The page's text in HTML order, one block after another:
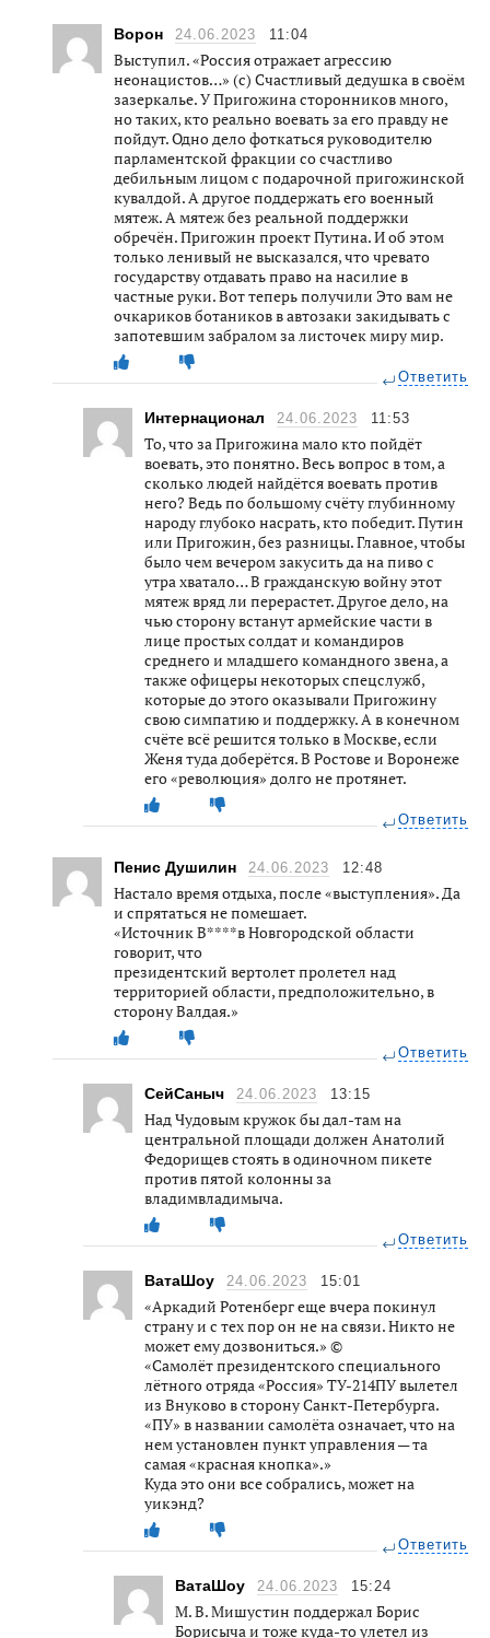
Ворон 24.06.2023 11:04
Выступил. «Россия отражает агрессию
неонацистов…» (с) Счастливый дедушка в своём
зазеркалье. У Пригожина сторонников много,
но таких, кто реально воевать за его правду не
пойдут. Одно дело фоткаться руководителю
парламентской фракции со счастливо
дебильным лицом с подарочной пригожинской
кувалдой. А другое поддержать его военный
мятеж. А мятеж без реальной поддержки
обречён. Пригожин проект Путина. И об этом
только ленивый не высказался, что чревато
государству отдавать право на насилие в
частные руки. Вот теперь получили Это вам не
очкариков ботаников в автозаки закидывать с
запотевшим забралом за листочек миру мир.
Ответить
Интернационал 24.06.2023 11:53
То, что за Пригожина мало кто пойдёт
воевать, это понятно. Весь вопрос в том, а
сколько людей найдётся воевать против
него? Ведь по большому счёту глубинному
народу глубоко насрать, кто победит. Путин
или Пригожин, без разницы. Главное, чтобы
было чем вечером закусить да на пиво с
утра хватало… В гражданскую войну этот
мятеж вряд ли перерастет. Другое дело, на
чью сторону встанут армейские части в
лице простых солдат и командиров
среднего и младшего командного звена, а
также офицеры некоторых спецслужб,
которые до этого оказывали Пригожину
свою симпатию и поддержку. А в конечном
счёте всё решится только в Москве, если
Женя туда доберётся. В Ростове и Воронеже
его «революция» долго не протянет.
Ответить
Пенис Душилин 24.06.2023 12:48
Настало время отдыха, после «выступления». Да
и спрятаться не помешает.
«Источник В****в Новгородской области
говорит, что
президентский вертолет пролетел над
территорией области, предположительно, в
сторону Валдая.»
Ответить
СейСаныч 24.06.2023 13:15
Над Чудовым кружок бы дал-там на
центральной площади должен Анатолий
Федорищев стоять в одиночном пикете
против пятой колонны за
владимвладимыча.
Ответить
ВатаШоу 24.06.2023 15:01
«Аркадий Ротенберг еще вчера покинул
страну и с тех пор он не на связи. Никто не
может ему дозвониться.» ©
«Самолёт президентского специального
лётного отряда «Россия» ТУ-214ПУ вылетел
из Внуково в сторону Санкт-Петербурга.
«ПУ» в названии самолёта означает, что на
нем установлен пункт управления — та
самая «красная кнопка».»
Куда это они все собрались, может на
уикэнд?
Ответить
ВатаШоу 24.06.2023 15:24
М. В. Мишустин поддержал Борис
Борисыча и тоже куда-то улетел из